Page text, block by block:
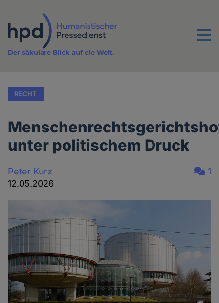
Inhalt
Menu
Der säkulare Blick auf die Welt.
RECHT
unter politischem Druck
Peter Kurz
12.05.2026
1